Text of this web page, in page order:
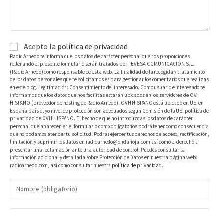
Acepto la política de privacidad
Radio Arnedo te informa que los datos de carácter personal que nos proporciones
rellenando el presente formulario serán tratados por PEVESA COMUNICACIÓN S.L.
(Radio Arnedo) como responsable de esta web. La finalidad de la recogida y tratamiento
de los datos personales que te solicitamos es para gestionar los comentarios que realizas
en este blog. Legitimación: Consentimiento del interesado. Como usuario e interesado te
informamos que los datos que nos facilitas estarán ubicados en los servidores de OVH
HISPANO (proveedor de hosting de Radio Arnedo). OVH HISPANO está ubicado en UE, en
España país cuyo nivel de protección son adecuados según Comisión de la UE. política de
privacidad de OVH HISPANO. El hecho de que no introduzcas los datos de carácter
personal que aparecen en el formulario como obligatorios podrá tener como consecuencia
que no podamos atender tu solicitud. Podrás ejercer tus derechos de acceso, rectificación,
limitación y suprimir los datos en radioarnedo@ondarioja.com así como el derecho a
presentar una reclamación ante una autoridad de control. Puedes consultar la
información adicional y detallada sobre Protección de Datos en nuestra página web:
radioarnedo.com, así como consultar nuestra política de privacidad.